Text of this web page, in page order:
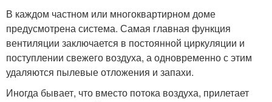
В каждом частном или многоквартирном доме
предусмотрена система. Самая главная функция
вентиляции заключается в постоянной циркуляции и
поступлении свежего воздуха, а одновременно с этим
удаляются пылевые отложения и запахи.
Иногда бывает, что вместо потока воздуха, прилетает